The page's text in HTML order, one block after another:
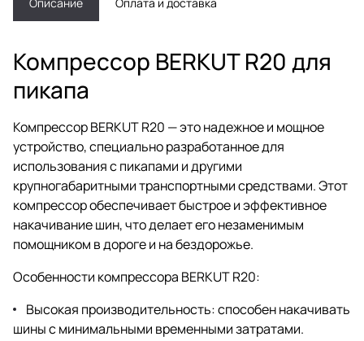
Компрессор BERKUT R20 для
пикапа
Компрессор BERKUT R20 — это надежное и мощное
устройство, специально разработанное для
использования с пикапами и другими
крупногабаритными транспортными средствами. Этот
компрессор обеспечивает быстрое и эффективное
накачивание шин, что делает его незаменимым
помощником в дороге и на бездорожье.
Особенности компрессора BERKUT R20:
Высокая производительность: способен накачивать
шины с минимальными временными затратами.